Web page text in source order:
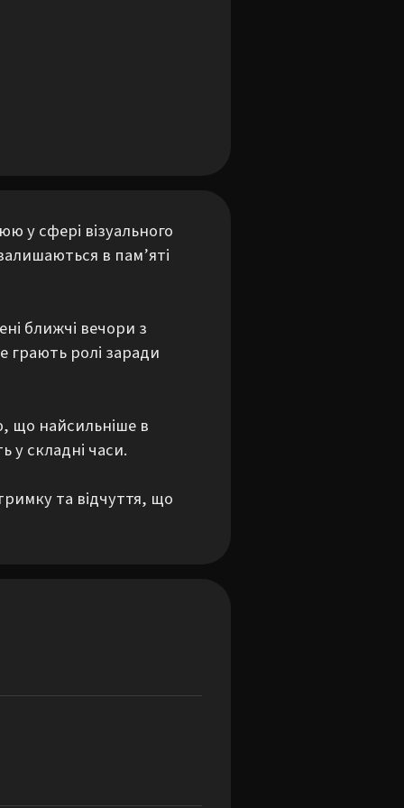
у сфері візуального
в пам’яті
ближчі вечори з
грають ролі заради
що найсильніше в
у складні часи.
та відчуття, що